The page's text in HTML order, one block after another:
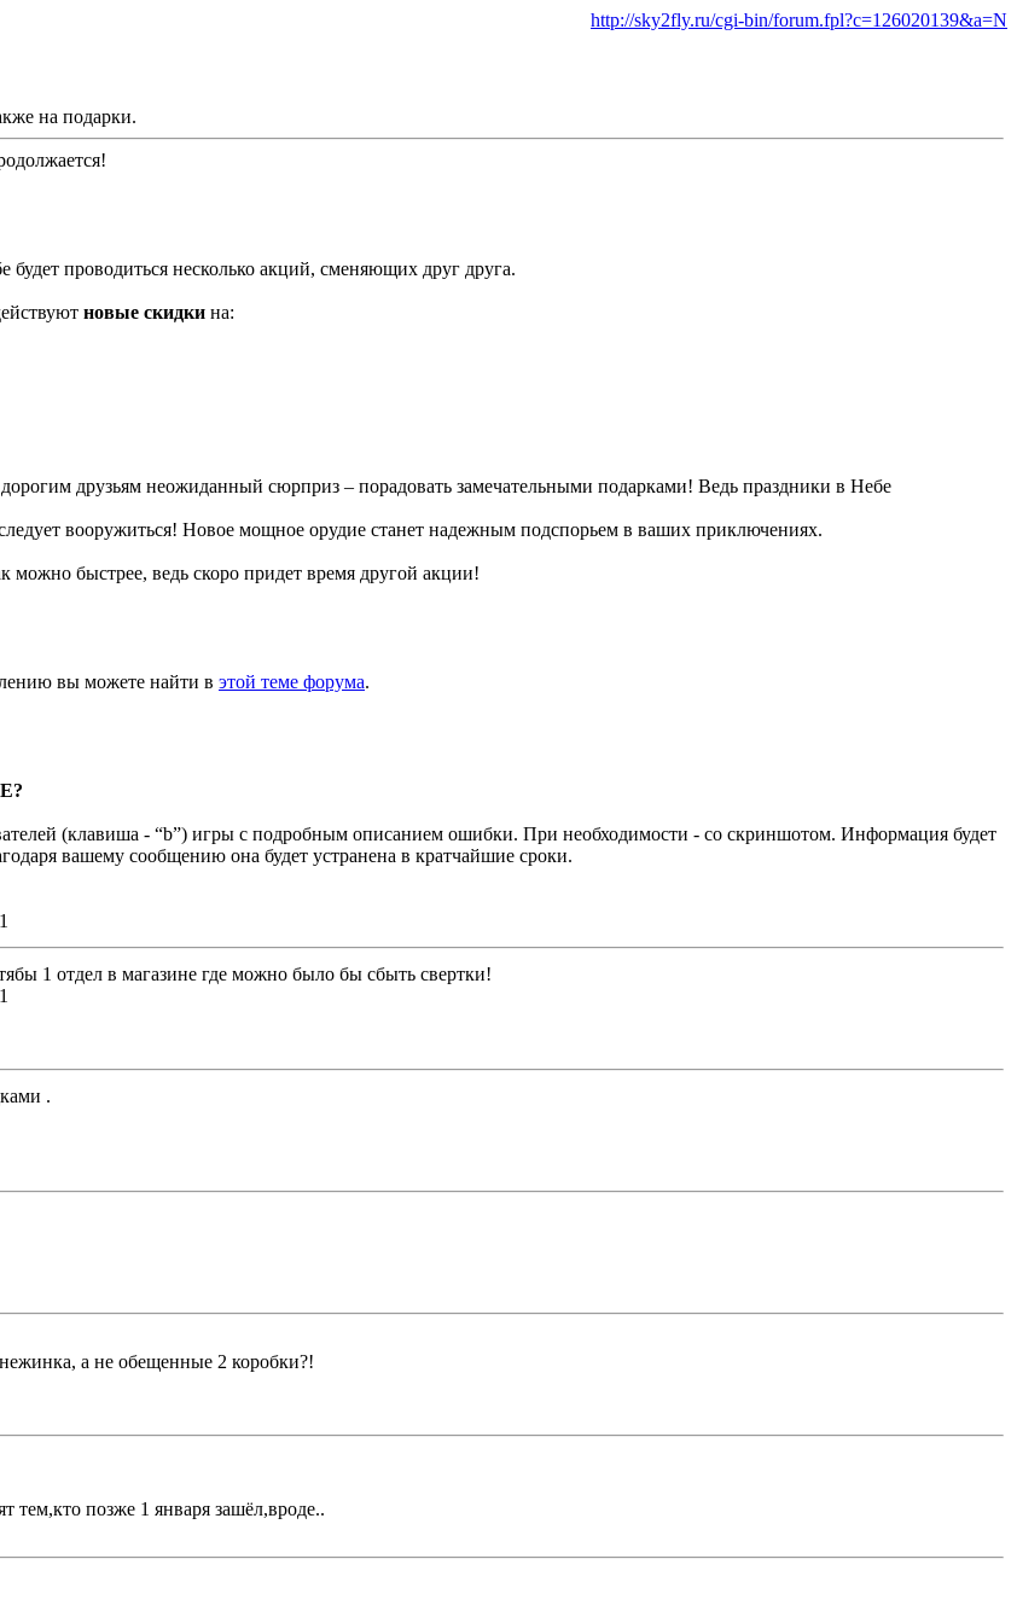
http://sky2fly.ru/cgi-bin/forum.fpl?c=126020139&a=N
на подарки.
проводиться несколько акций, сменяющих друг друга.
новые скидки на:
друзьям неожиданный сюрприз – порадовать замечательными подарками! Ведь праздники в Небе
вооружиться! Новое мощное орудие станет надежным подспорьем в ваших приключениях.
можно быстрее, ведь скоро придет время другой акции!
вы можете найти в этой теме форума.
(клавиша - “b”) игры с подробным описанием ошибки. При необходимости - со скриншотом. Информация будет
вашему сообщению она будет устранена в кратчайшие сроки.
1 отдел в магазине где можно было бы сбыть свертки!
.
а не обещенные 2 коробки?!
позже 1 января зашёл,вроде..